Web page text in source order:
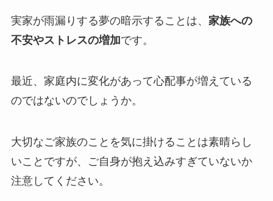
実家が雨漏りする夢の暗示することは、 家族への
不安やストレスの増加です。
最近、家庭内に変化があって心配事が増えている
のではないのでしょうか。
大切なご家族のことを気に掛けることは素晴らし
いことですが、ご自身が抱え込みすぎていないか
注意してください。